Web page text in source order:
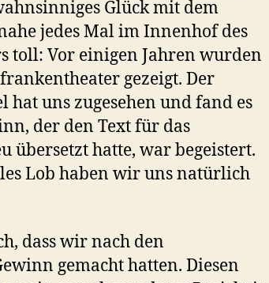
Glück mit dem
jedes Mal im Innenhof des
toll: Vor einigen Jahren wurden
gezeigt. Der
hat uns zugesehen und fand es
der den Text für das
übersetzt hatte, war begeistert.
Lob haben wir uns natürlich
dass wir nach den
gemacht hatten. Diesen